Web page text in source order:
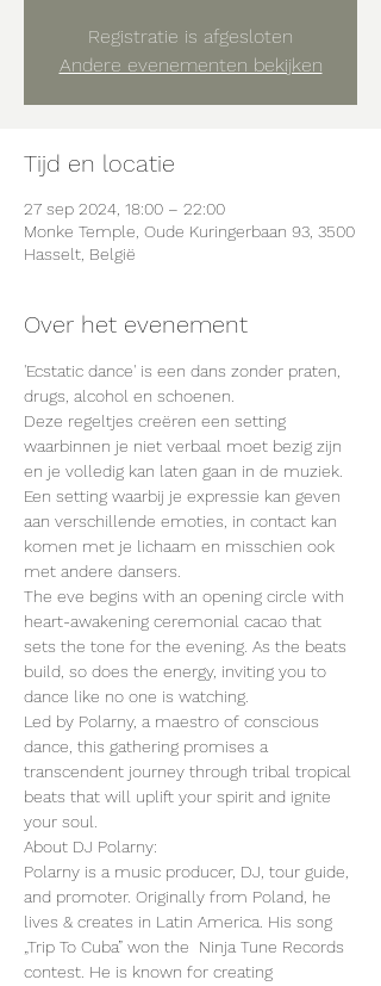
Registratie is afgesloten
Andere evenementen bekijken
Tijd en locatie
27 sep 2024, 18:00 – 22:00
Monke Temple, Oude Kuringerbaan 93, 3500
Hasselt, België
Over het evenement
'Ecstatic dance' is een dans zonder praten,
drugs, alcohol en schoenen.
Deze regeltjes creëren een setting
waarbinnen je niet verbaal moet bezig zijn
en je volledig kan laten gaan in de muziek.
Een setting waarbij je expressie kan geven
aan verschillende emoties, in contact kan
komen met je lichaam en misschien ook
met andere dansers.
The eve begins with an opening circle with
heart-awakening ceremonial cacao that
sets the tone for the evening. As the beats
build, so does the energy, inviting you to
dance like no one is watching.
Led by Polarny, a maestro of conscious
dance, this gathering promises a
transcendent journey through tribal tropical
beats that will uplift your spirit and ignite
your soul.
About DJ Polarny:
Polarny is a music producer, DJ, tour guide,
and promoter. Originally from Poland, he
lives & creates in Latin America. His song
„Trip To Cuba” won the  Ninja Tune Records
contest. He is known for creating